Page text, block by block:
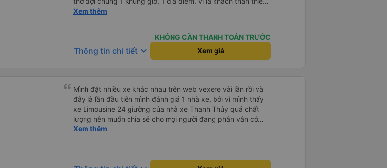
của quý công ty nên rất hài lòng và tin tưởng. tuy nhiên rất
cải thiện ngày một phát triển. 2) đồng nhất về cách giao tiếp
và CSKH nhẹ nhàng, chu đáo nữa thì chắc chắn quy công ty
là nhà xe được yêu thích và lựa chọn số 1 quy nhơn. rất cảm
ơn quý anh chị em cty cũng như chị Thảo đã lắng nghe và
Xem thêm
KHÔNG CẦN THANH TOÁN TRƯỚC
Thông tin chi tiết keyboard_arrow_down Xem giá
Mình đặt nhiều xe khác nhau trên web vexere vài lần rồi và
đây là lần đầu tiên mình đánh giá 1 nhà xe, bởi vì mình thấy
xe Limousine 24 giường của nhà xe Thanh Thủy quá chất
lượng nên muốn chia sẻ cho mọi người đang phân vân có
nên đi hay không. - Giá vé: 600k/giường/1người. - Giờ giấc:
giờ (17h45) có mặt tại BXMĐ để xe trung chuyển ra chỗ xe
Xem thêm